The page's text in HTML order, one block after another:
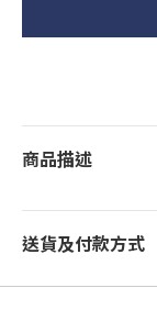
商品描述
送貨及付款方式